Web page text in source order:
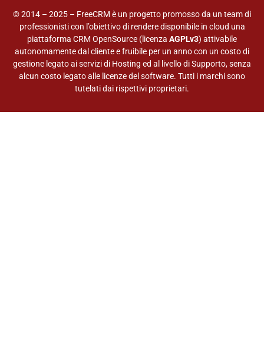
© 2014 – 2025 – FreeCRM è un progetto promosso da un team di
professionisti con l’obiettivo di rendere disponibile in cloud una
piattaforma CRM OpenSource (licenza AGPLv3) attivabile
autonomamente dal cliente e fruibile per un anno con un costo di
gestione legato ai servizi di Hosting ed al livello di Supporto, senza
alcun costo legato alle licenze del software. Tutti i marchi sono
tutelati dai rispettivi proprietari.